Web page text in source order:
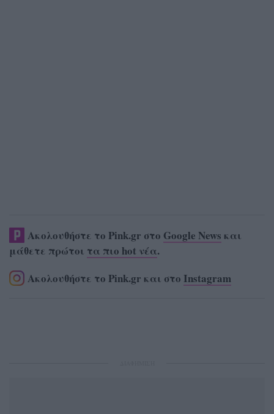
Ακολουθήστε το Pink.gr στο Google News και
μάθετε πρώτοι τα πιο hot νέα.
Ακολουθήστε το Pink.gr και στο Instagram